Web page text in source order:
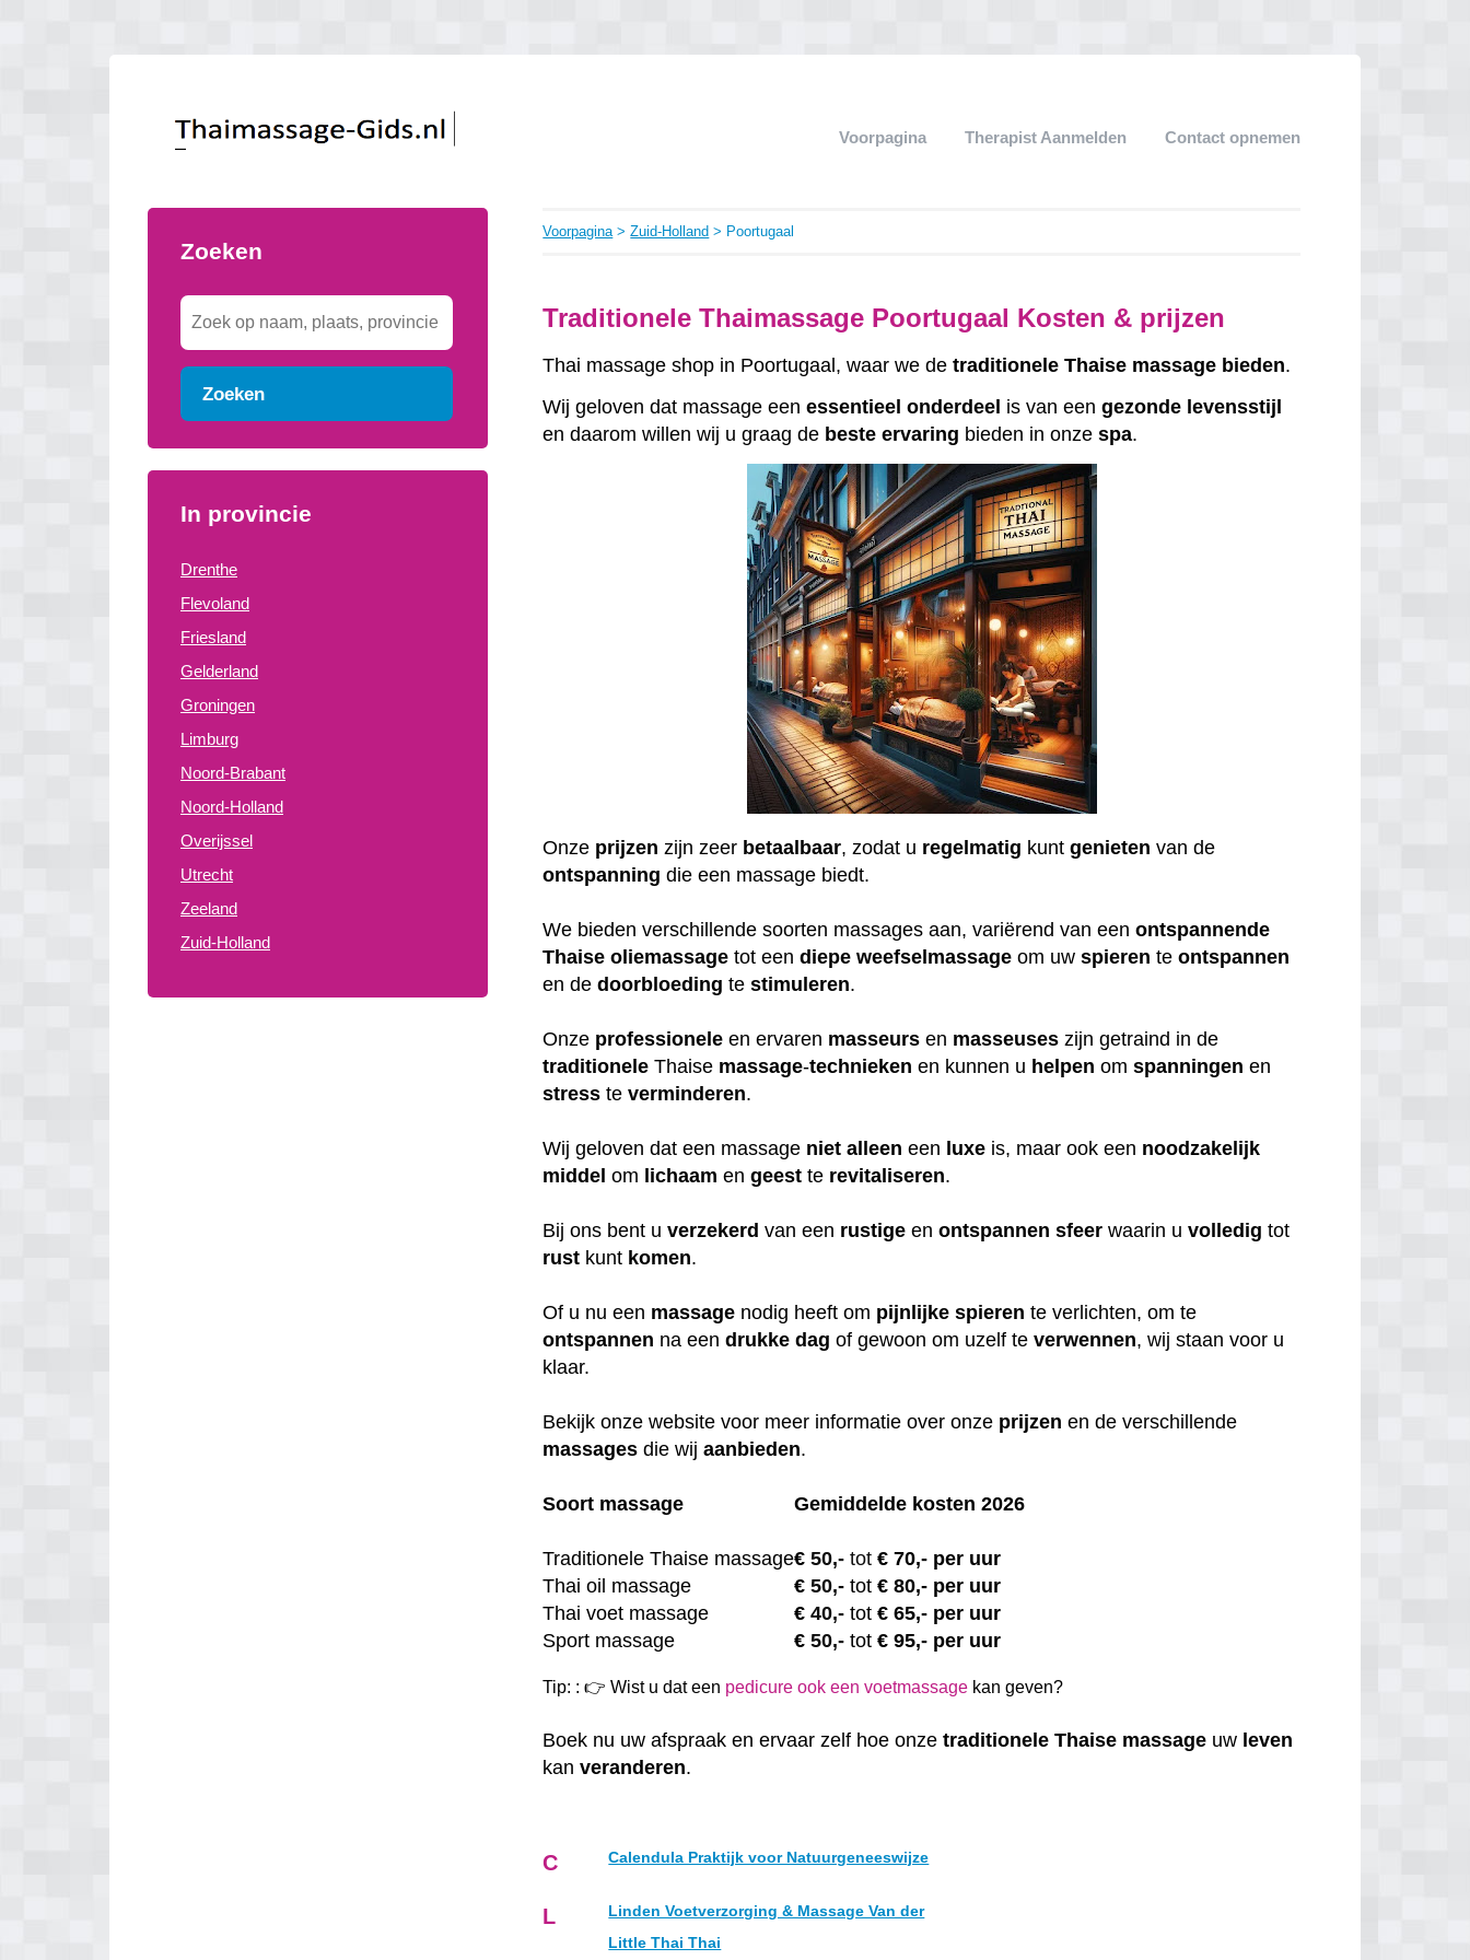
Voorpagina Therapist Aanmelden Contact opnemen
Zoeken
Zoeken
In provincie
Drenthe
Flevoland
Friesland
Gelderland
Groningen
Limburg
Noord-Brabant
Noord-Holland
Overijssel
Utrecht
Zeeland
Zuid-Holland
Voorpagina>Zuid-Holland > Poortugaal
Traditionele Thaimassage Poortugaal Kosten & prijzen
Thai massage shop in Poortugaal, waar we detraditionele Thaise massage bieden.
Wij geloven dat massage eenessentieel onderdeel is van eengezonde levensstijl
en daarom willen wij u graag de beste ervaring bieden in onzespa.
Onze prijzen zijn zeer betaalbaar, zodat u regelmatig kuntgenieten van de
ontspanning die een massage biedt.
We bieden verschillende soorten massages aan, variërend van eenontspannende
Thaise oliemassage tot eendiepe weefselmassage om uwspieren teontspannen
en dedoorbloeding testimuleren.
Onze professionele en ervaren masseurs en masseuses zijn getraind in de
traditionele Thaise massage-technieken en kunnen u helpen omspanningen en
stress teverminderen.
Wij geloven dat een massage niet alleen een luxe is, maar ook een noodzakelijk
middel om lichaam engeest te revitaliseren.
Bij ons bent uverzekerd van een rustige enontspannen sfeer waarin uvolledig tot
rust kunt komen.
Of u nu een massage nodig heeft om pijnlijke spieren te verlichten, om te
ontspannen na eendrukke dag of gewoon om uzelf teverwennen, wij staan voor u
klaar.
Bekijk onze website voor meer informatie over onze prijzen en de verschillende
massages die wijaanbieden.
Soort massage Gemiddelde kosten 2026
Traditionele Thaise massage€50,- tot € 70,- per uur
Thai oil massage
€50,- tot€ 80,- per uur
Thai voet massage
€40,- tot€ 65,- per uur
Sport massage
€50,- tot€ 95,- per uur
Tip: : 👉 Wist u dat een pedicure ook een voetmassage kan geven?
Boek nu uw afspraak en ervaar zelf hoe onzetraditionele Thaise massage uw leven
kanveranderen.
C Calendula Praktijk voor Natuurgeneeswijze
L
Linden Voetverzorging & Massage Van der
Little Thai Thai